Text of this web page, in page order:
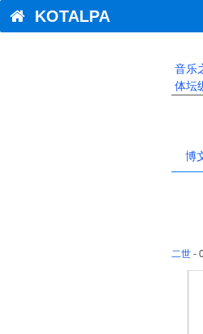
KOTALPA
音乐
体坛
博
二世 -